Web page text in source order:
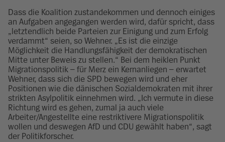
Dass die Koalition zustandekommen und dennoch einiges
an Aufgaben angegangen werden wird, dafür spricht, dass
„letztendlich beide Parteien zur Einigung und zum Erfolg
verdammt“ seien, so Wehner. „Es ist die einzige
Möglichkeit die Handlungsfähigkeit der demokratischen
Mitte unter Beweis zu stellen.“ Bei dem heiklen Punkt
Migrationspolitik – für Merz ein Kernanliegen – erwartet
Wehner, dass sich die SPD bewegen wird und eher
Positionen wie die dänischen Sozialdemokraten mit ihrer
strikten Asylpolitik einnehmen wird. „Ich vermute in diese
Richtung wird es gehen, zumal ja auch viele
Arbeiter/Angestellte eine restriktivere Migrationspolitik
wollen und deswegen AfD und CDU gewählt haben“, sagt
der Politikforscher.